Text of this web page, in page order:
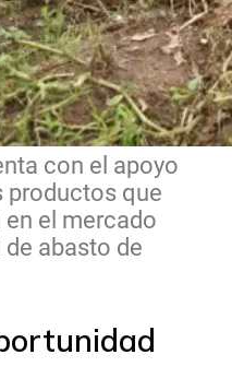
con el apoyo
productos que
el mercado
de abasto de